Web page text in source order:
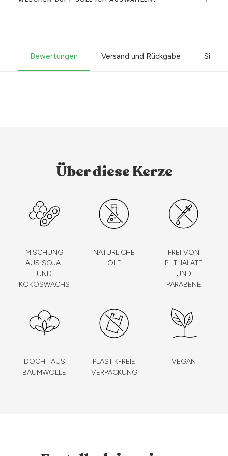
Bewertungen Versand und Rückgabe
Über diese Kerze
MISCHUNG
AUS SOJA-
UND
KOKOSWACHS
NATÜRLICHE
ÖLE
FREI VON
PHTHALATE
UND
PARABENE
DOCHT AUS
BAUMWOLLE
PLASTIKFREIE
VERPACKUNG
VEGAN